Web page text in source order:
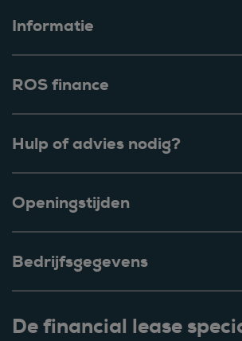
Informatie
ROS finance
Hulp of advies nodig?
Openingstijden
Bedrijfsgegevens
De financial lease